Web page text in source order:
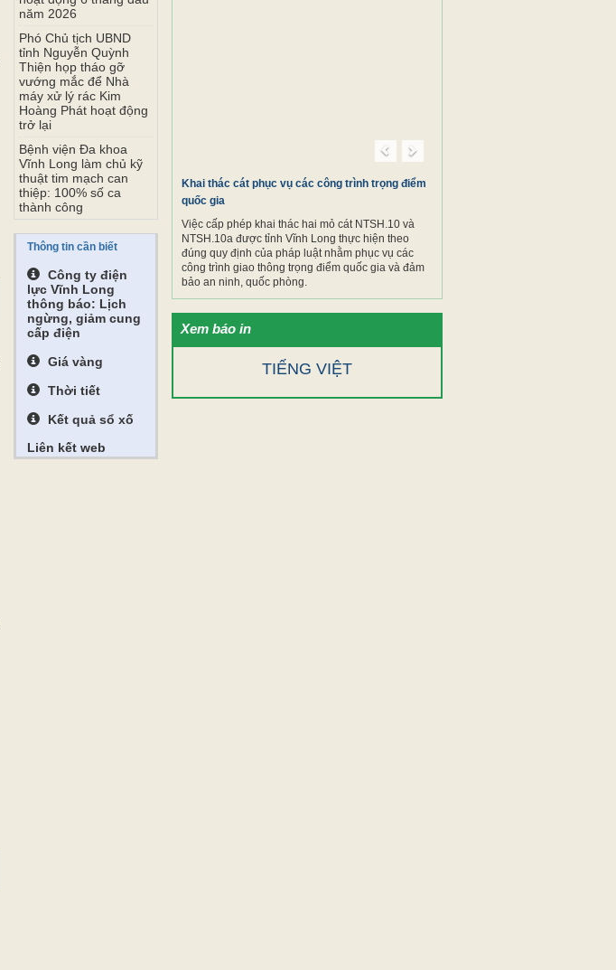
năm 2026
Phó Chủ tịch UBND
tỉnh Nguyễn Quỳnh
Thiện họp tháo gỡ
vướng mắc để Nhà
máy xử lý rác Kim
Hoàng Phát hoạt động
trở lại
Bệnh viện Đa khoa
Vĩnh Long làm chủ kỹ
thuật tim mạch can
thiệp: 100% số ca
thành công
Thông tin cần biết
Công ty điện
lực Vĩnh Long
thông báo: Lịch
ngừng, giảm cung
cấp điện
Giá vàng
Thời tiết
Kết quả sổ xố
Liên kết web
Khai thác cát phục vụ các công trình trọng điểm
quốc gia
Việc cấp phép khai thác hai mỏ cát NTSH.10 và
NTSH.10a được tỉnh Vĩnh Long thực hiện theo
đúng quy định của pháp luật nhằm phục vụ các
công trình giao thông trọng điểm quốc gia và đảm
bảo an ninh, quốc phòng.
Previous
Xem báo in
TIẾNG VIỆT